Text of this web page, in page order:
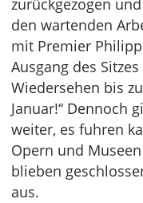
zurückgezogen
den wartenden
mit Premier
Ausgang des
Wiedersehen bis
Januar!“ Dennoch
weiter, es fuhren
Opern und
blieben
aus.